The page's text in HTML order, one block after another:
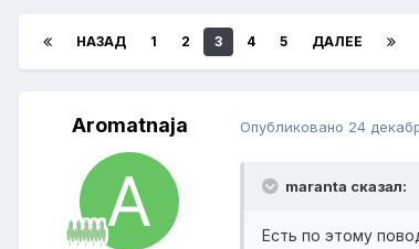
НАЗАД 1 2 3 4 5 ДАЛЕЕ
Aromatnaja Опубликовано 24
maranta сказал:
Есть по этому